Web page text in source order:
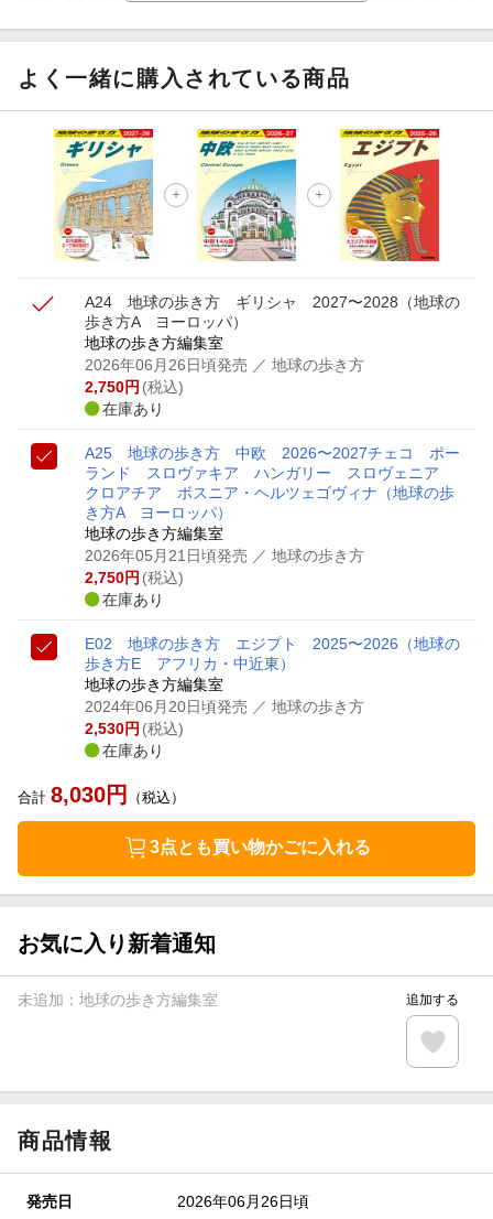
ト山分け
エントリー＆3,000円以上購入で無料データSIM（3GB/月プ
ラン）が当たる！
楽天モバイル紹介キャンペーンの拡散で300円OFFクーポン
進呈
よく一緒に購入されている商品
A24 地球の歩き方 ギリシャ 2027〜2028 （地球の
歩き方A ヨーロッパ）
地球の歩き方編集室
2026年06月26日頃発売 ／ 地球の歩き方
2,750円 (税込)
在庫あり
A25 地球の歩き方 中欧 2026〜2027チェコ ポー
ランド スロヴァキア ハンガリー スロヴェニア
クロアチア ボスニア・ヘルツェゴヴィナ （地球の歩
き方A ヨーロッパ）
地球の歩き方編集室
2026年05月21日頃発売 ／ 地球の歩き方
2,750円 (税込)
在庫あり
E02 地球の歩き方 エジプト 2025〜2026 （地球の
歩き方E アフリカ・中近東）
地球の歩き方編集室
2024年06月20日頃発売 ／ 地球の歩き方
2,530円 (税込)
在庫あり
合計 8,030円 （税込）
3点とも買い物かごに入れる
お気に入り新着通知
未追加： 地球の歩き方編集室 追加する
商品情報
発売日 2026年06月26日頃